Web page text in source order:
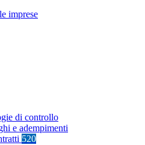
imprese
di controllo
e adempimenti
520